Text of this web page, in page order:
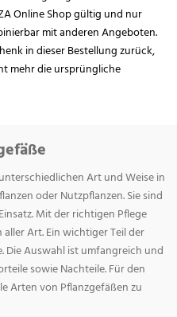
Online Shop gültig und nur
mit anderen Angeboten.
in dieser Bestellung zurück,
mehr die ursprüngliche
Art und Weise in
oder Nutzpflanzen. Sie sind
Mit der richtigen Pflege
Art. Ein wichtiger Teil der
Die Auswahl ist umfangreich und
sowie Nachteile. Für den
Arten von Pflanzgefäßen zu